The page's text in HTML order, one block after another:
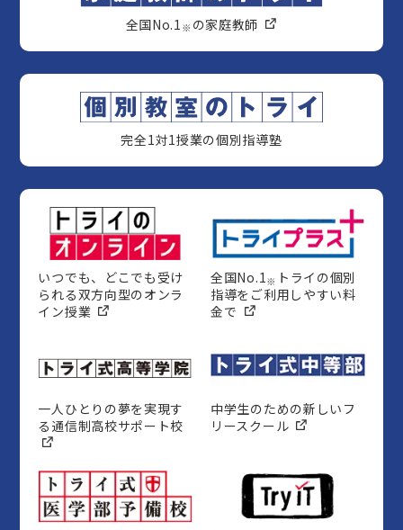
全国No.1 ※ の家庭教師
完全1対1授業の個別指導塾
いつでも、どこでも受け
られる双方向型のオンラ
イン授業
全国No.1※ トライの個別
指導をご利用しやすい料
金で
一人ひとりの夢を実現す
る通信制高校サポート校
中学生のための新しいフ
リースクール